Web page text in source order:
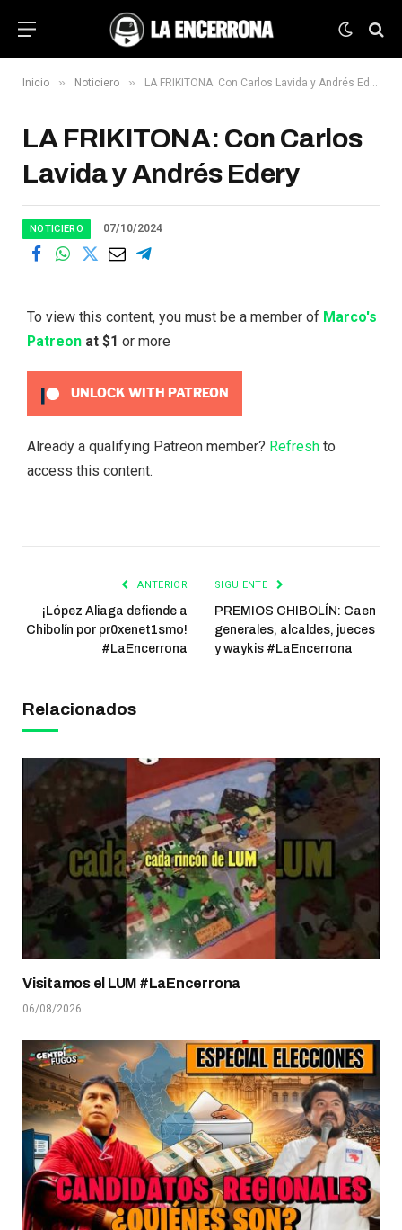
Inicio » Noticiero » LA FRIKITONA: Con Carlos Lavida y Andrés Edery
LA FRIKITONA: Con Carlos
Lavida y Andrés Edery
NOTICIERO 07/10/2024
To view this content, you must be a member of Marco's
Patreon at $1 or more
UNLOCK WITH PATREON
Already a qualifying Patreon member? Refresh to
access this content.
ANTERIOR
¡López Aliaga defiende a
Chibolín por pr0xenet1smo!
#LaEncerrona
SIGUIENTE
PREMIOS CHIBOLÍN: Caen
generales, alcaldes, jueces
y waykis #LaEncerrona
Relacionados
Visitamos el LUM #LaEncerrona
06/08/2026